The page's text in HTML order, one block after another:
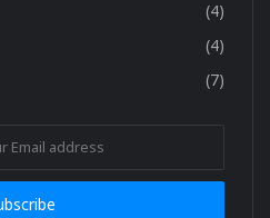
(4)
(4)
(7)